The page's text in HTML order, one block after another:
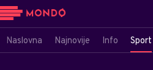
Naslovna Najnovije Info Sport